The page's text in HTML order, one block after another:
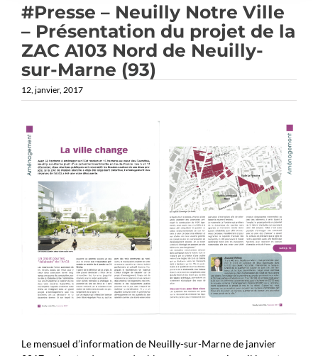
#Presse – Neuilly Notre Ville
– Présentation du projet de la
ZAC A103 Nord de Neuilly-
sur-Marne (93)
12, janvier, 2017
Le mensuel d’information de Neuilly-sur-Marne de janvier